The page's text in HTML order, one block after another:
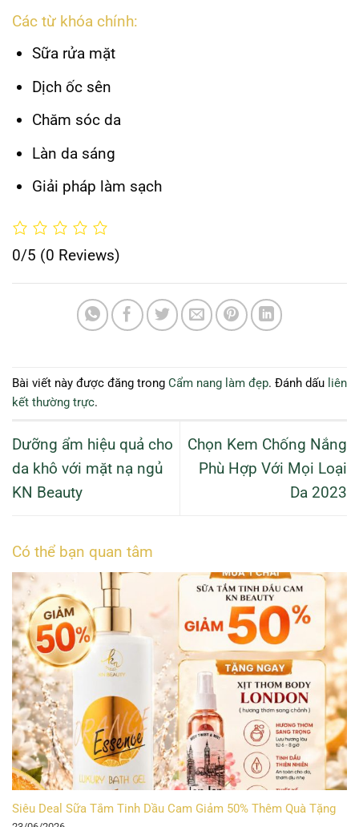
Các từ khóa chính:
Sữa rửa mặt
Dịch ốc sên
Chăm sóc da
Làn da sáng
Giải pháp làm sạch
0/5 (0 Reviews)
Bài viết này được đăng trong Cẩm nang làm đẹp. Đánh dấu liên
kết thường trực.
Dưỡng ẩm hiệu quả cho
da khô với mặt nạ ngủ
KN Beauty
Chọn Kem Chống Nắng
Phù Hợp Với Mọi Loại
Da 2023
Có thể bạn quan tâm
Siêu Deal Sữa Tắm Tinh Dầu Cam Giảm 50% Thêm Quà Tặng